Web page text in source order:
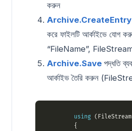
করুন
Archive.CreateEntry
করে ফাইলটি আর্কাইভে যোগ
“FileName”,
Archive.Save পদ্ধতি
আর্কাইভ তৈরি করুন
using